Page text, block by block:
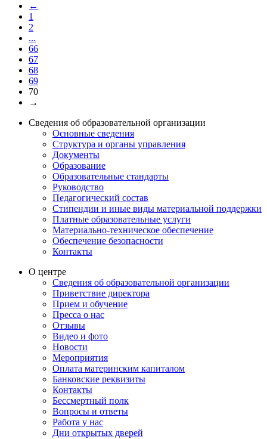
←
1
2
...
66
67
68
69
70
→
Сведения об образовательной организации
Основные сведения
Структура и органы управления
Документы
Образование
Образовательные стандарты
Руководство
Педагогический состав
Стипендии и иные виды материальной поддержки
Платные образовательные услуги
Материально-техническое обеспечение
Обеспечение безопасности
Контакты
О центре
Сведения об образовательной организации
Приветствие директора
Прием и обучение
Пресса о нас
Отзывы
Видео и фото
Новости
Мероприятия
Оплата материнским капиталом
Банковские реквизиты
Контакты
Бессмертный полк
Вопросы и ответы
Работа у нас
Дни открытых дверей